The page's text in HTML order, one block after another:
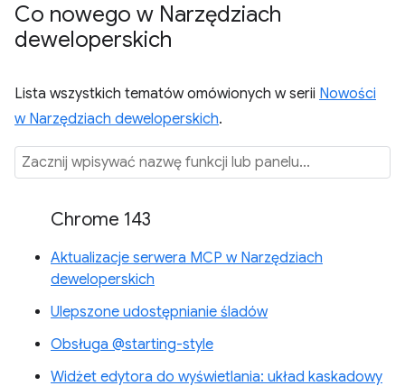
Co nowego w Narzędziach
deweloperskich
Lista wszystkich tematów omówionych w serii Nowości
w Narzędziach deweloperskich.
Chrome 143
Aktualizacje serwera MCP w Narzędziach
deweloperskich
Ulepszone udostępnianie śladów
Obsługa @starting-style
Widżet edytora do wyświetlania: układ kaskadowy